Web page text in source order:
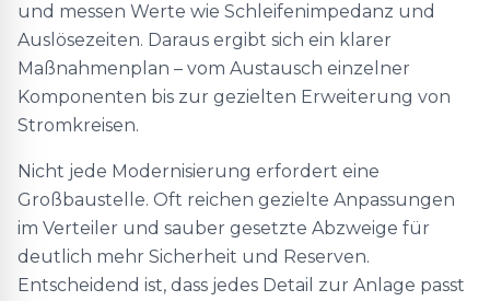
und messen Werte wie Schleifenimpedanz und
Auslösezeiten. Daraus ergibt sich ein klarer
Maßnahmenplan – vom Austausch einzelner
Komponenten bis zur gezielten Erweiterung von
Stromkreisen.
Nicht jede Modernisierung erfordert eine
Großbaustelle. Oft reichen gezielte Anpassungen
im Verteiler und sauber gesetzte Abzweige für
deutlich mehr Sicherheit und Reserven.
Entscheidend ist, dass jedes Detail zur Anlage passt